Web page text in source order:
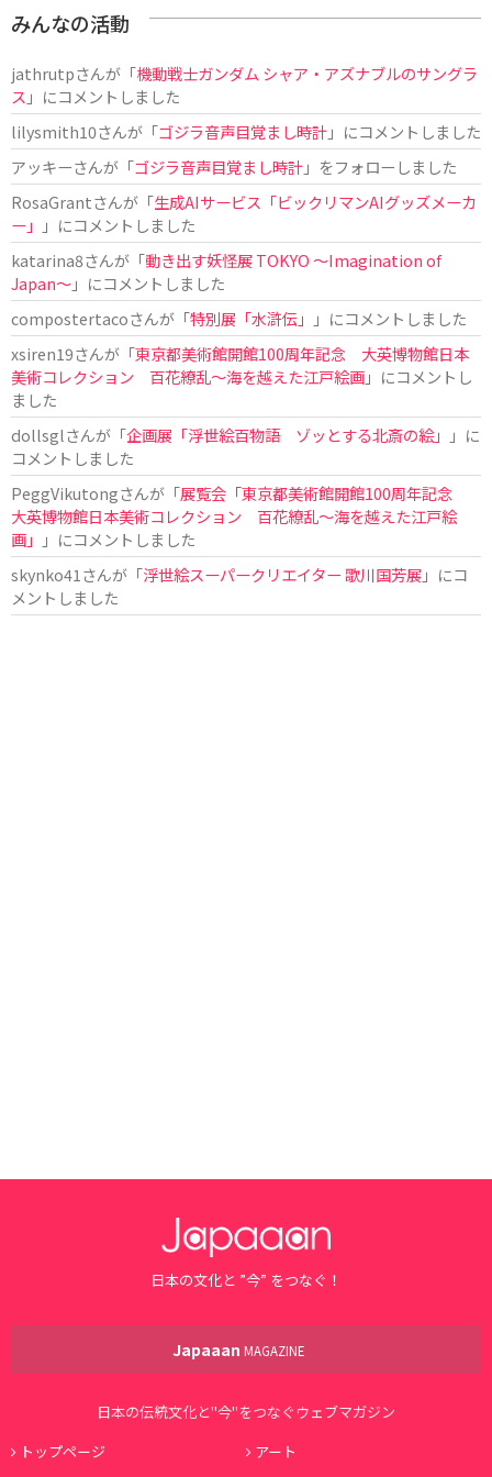
みんなの活動
jathrutpさんが「機動戦士ガンダム シャア・アズナブルのサングラ
ス 」にコメントしました
lilysmith10さんが「ゴジラ音声目覚まし時計」にコメントしました
アッキーさんが「ゴジラ音声目覚まし時計」をフォローしました
RosaGrantさんが「生成AIサービス「ビックリマンAIグッズメーカ
ー」
」にコメントしました
katarina8さんが「動き出す妖怪展 TOKYO 〜Imagination of
Japan〜」にコメントしました
compostertacoさんが「特別展「水滸伝」
」にコメントしました
xsiren19さんが「東京都美術館開館100周年記念 大英博物館日本
美術コレクション 百花繚乱～海を越えた江戸絵画」にコメントし
ました
dollsglさんが「企画展「浮世絵百物語 ゾッとする北斎の絵」
」に
コメントしました
PeggVikutongさんが「展覧会「東京都美術館開館100周年記念
大英博物館日本美術コレクション 百花繚乱〜海を越えた江戸絵
画」
」にコメントしました
skynko41 さんが「浮世絵スーパークリエイター 歌川国芳展 」にコ
メントしました
日本の文化と ”今” をつなぐ！
Japaaan MAGAZINE
日本の伝統文化と"今"をつなぐウェブマガジン
トップページ
アート